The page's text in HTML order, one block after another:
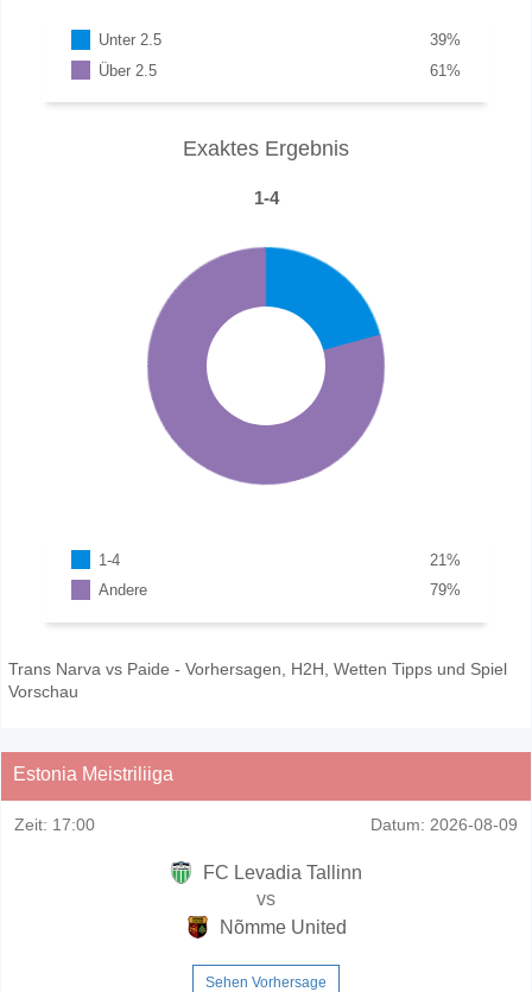
Unter 2.5 %
39
Über 2.5
%
61
Exaktes Ergebnis
1-4
1-4 %
21
Andere
%
79
Trans Narva vs Paide - Vorhersagen, H2H, Wetten Tipps und Spiel
Vorschau
Estonia Meistriliiga
Zeit: 17:00 Datum: 2026-08-09
FC Levadia Tallinn
vs
Nõmme United
Sehen Vorhersage